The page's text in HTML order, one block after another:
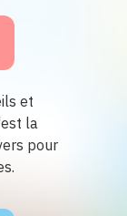
et
la
pour